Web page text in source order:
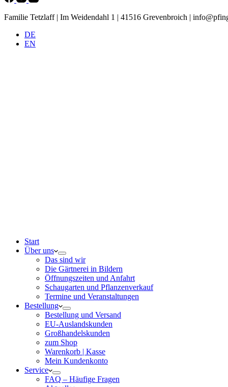
Familie Tetzlaff | Im Weidendahl 1 | 41516 Grevenbroich |
DE
EN
Start
Über uns
Das sind wir
Die Gärtnerei in Bildern
Öffnungszeiten und Anfahrt
Schaugarten und Pflanzenverkauf
Termine und Veranstaltungen
Bestellung
Bestellung und Versand
EU-Auslandskunden
Großhandelskunden
zum Shop
Warenkorb | Kasse
Mein Kundenkonto
Service
FAQ – Häufige Fragen